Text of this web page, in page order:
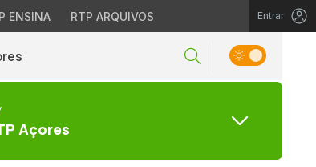
ENSINA RTP ARQUIVOS Entrar
Açores